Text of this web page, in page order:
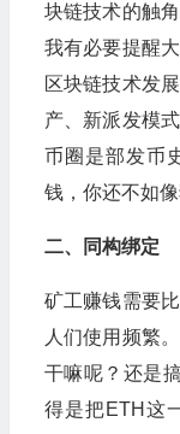
块链技术的触
我有必要提醒
区块链技术发
产、新派发模
币圈是部发币
钱，你还不如
二、同构绑定
矿工赚钱需要
人们使用频繁
干嘛呢？还是
得是把ETH这